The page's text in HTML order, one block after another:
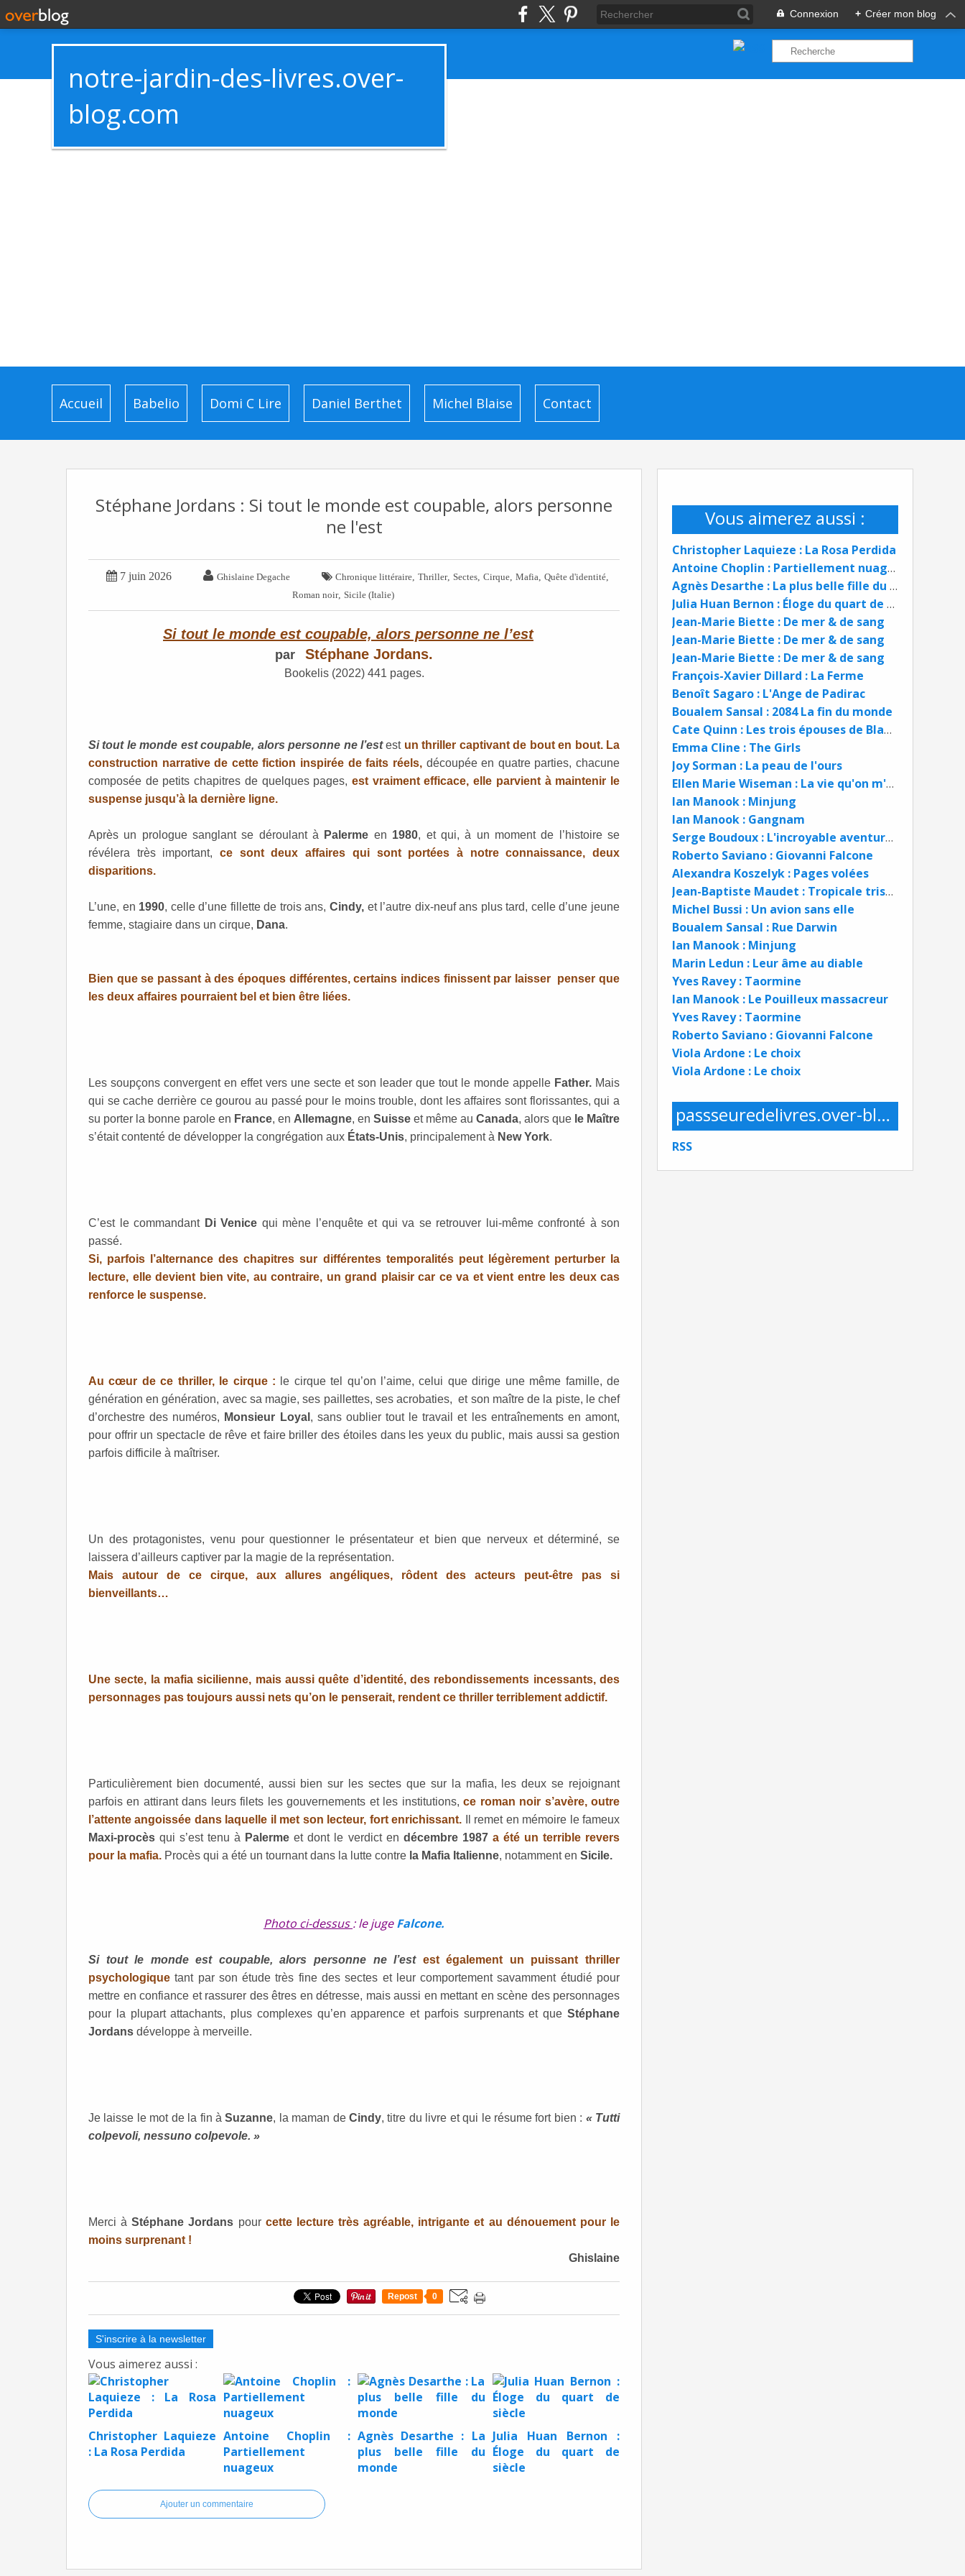
Connexion + Créer mon blog
notre-jardin-des-livres.over-
blog.com
Accueil Babelio Domi C Lire Daniel Berthet Michel Blaise Contact
Vous aimerez aussi :
Christopher Laquieze : La Rosa Perdida
Antoine Choplin : Partiellement nuageux
Agnès Desarthe : La plus belle fille du monde
Julia Huan Bernon : Éloge du quart de siècle
Jean-Marie Biette : De mer & de sang
Jean-Marie Biette : De mer & de sang
Jean-Marie Biette : De mer & de sang
François-Xavier Dillard : La Ferme
Benoît Sagaro : L'Ange de Padirac
Boualem Sansal : 2084 La fin du monde
Cate Quinn : Les trois épouses de Blake Nelson
Emma Cline : The Girls
Joy Sorman : La peau de l'ours
Ellen Marie Wiseman : La vie qu'on m'a choisie
Ian Manook : Minjung
Ian Manook : Gangnam
Serge Boudoux : L'incroyable aventure d'Adam O... psychiatre
Roberto Saviano : Giovanni Falcone
Alexandra Koszelyk : Pages volées
Jean-Baptiste Maudet : Tropicale tristesse
Michel Bussi : Un avion sans elle
Boualem Sansal : Rue Darwin
Ian Manook : Minjung
Marin Ledun : Leur âme au diable
Yves Ravey : Taormine
Ian Manook : Le Pouilleux massacreur
Yves Ravey : Taormine
Roberto Saviano : Giovanni Falcone
Viola Ardone : Le choix
Viola Ardone : Le choix
passseuredelivres.over-blog.com
RSS
Stéphane Jordans : Si tout le monde est coupable, alors personne
ne l'est
 7 juin 2026  Ghislaine Degache  Chronique littéraire Thriller, Sectes Cirque Mafia Quête d'identité
Roman noir, Sicile (Italie)
Si tout le monde est coupable, alors personne ne l’est
par Stéphane Jordans.
Bookelis (2022) 441 pages.
Si tout le monde est coupable, alors personne ne l’estest un thriller captivant de bout en bout. La
construction narrative de cette fiction inspirée de faits réels,découpée en quatre parties, chacune
composée de petits chapitres de quelques pages, est vraiment efficace, elle parvient à maintenir le
suspense jusqu’à la dernière ligne.
Après un prologue sanglant se déroulant à Palerme en 1980, et qui, à un moment de l’histoire se
révélera très important,ce sont deux affaires qui sont portées à notre connaissance, deux
disparitions.
L’une, en 1990, celle d’une fillette de trois ans,Cindy, et l’autre dix-neuf ans plus tard, celle d’une jeune
femme, stagiaire dans un cirque, Dana.
Bien que se passant à des époques différentes, certains indices finissent par laisser penser que
les deux affaires pourraient bel et bien être liées.
Les soupçons convergent en effet vers une secte et son leader que tout le monde appelle Father. Mais
qui se cache derrière ce gourou au passé pour le moins trouble, dont les affaires sont florissantes, qui a
su porter la bonne parole en France, en Allemagne, en Suisse et même au Canada, alors que le Maître
s’était contenté de développer la congrégation aux États-Unis, principalement à New York.
C’est le commandant Di Venice qui mène l’enquête et qui va se retrouver lui-même confronté à son
passé.
Si, parfois l’alternance des chapitres sur différentes temporalités peut légèrement perturber la
lecture, elle devient bien vite, au contraire, un grand plaisir car ce va et vient entre les deux cas
renforce le suspense.
Au cœur de ce thriller, le cirque :
le cirque tel qu’on l’aime, celui que dirige une même famille, de
génération en génération, avec sa magie, ses paillettes, ses acrobaties, et son maître de la piste, le chef
d’orchestre des numéros, Monsieur Loyal , sans oublier tout le travail et les entraînements en amont,
pour offrir un spectacle de rêve et faire briller des étoiles dans les yeux du public, mais aussi sa gestion
parfois difficile à maîtriser.
Un des protagonistes, venu pour questionner le présentateur et bien que nerveux et déterminé, se
laissera d’ailleurs captiver par la magie de la représentation.
Mais autour de ce cirque, aux allures angéliques, rôdent des acteurs peut-être pas si
bienveillants…
Une secte, la mafia sicilienne, mais aussi quête d’identité, des rebondissements incessants, des
personnages pas toujours aussi nets qu’on le penserait, rendent ce thriller terriblement addictif.
Particulièrement bien documenté, aussi bien sur les sectes que sur la mafia, les deux se rejoignant
parfois en attirant dans leurs filets les gouvernements et les institutions,ce roman noir s’avère, outre
l’attente angoissée dans laquelle il met son lecteur, fort enrichissant. Il remet en mémoire le fameux
Maxi-procès qui s’est tenu à Palerme et dont le verdict en décembre 1987 a été un terrible revers
pour la mafia. Procès qui a été un tournant dans la lutte contre la Mafia Italienne, notamment en Sicile.
Photo ci-dessus: le jugeFalcone.
Si tout le monde est coupable, alors personne ne l’est est également un puissant thriller
psychologiquetant par son étude très fine des sectes et leur comportement savamment étudié pour
mettre en confiance et rassurer des êtres en détresse, mais aussi en mettant en scène des personnages
pour la plupart attachants, plus complexes qu’en apparence et parfois surprenants et que Stéphane
Jordans développe à merveille.
Je laisse le mot de la fin àSuzanne, la maman deCindy, titre du livre et qui le résume fort bien : « Tutti
colpevoli, nessuno colpevole. »
Merci àStéphane Jordans pour cette lecture très agréable, intrigante et au dénouement pour le
moins surprenant !
Ghislaine
Repost 0
S'inscrire à la newsletter
Vous aimerez aussi :
Christopher Laquieze
: La Rosa Perdida
Antoine Choplin :
Partiellement
nuageux
Agnès Desarthe : La
plus belle fille du
monde
Julia Huan Bernon :
Éloge du quart de
siècle
Ajouter un commentaire